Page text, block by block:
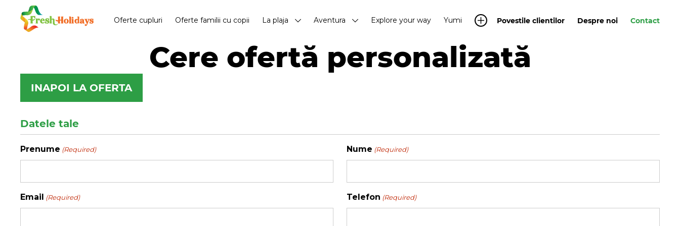
Oferte cupluri Oferte familii cu copii La plaja Aventura Explore your way Yumi Povestile clientilor Despre noi Contact
Cere ofertă personalizată
INAPOI LA OFERTA
Datele tale
Prenume (Required) Nume (Required)
Email (Required) Telefon (Required)